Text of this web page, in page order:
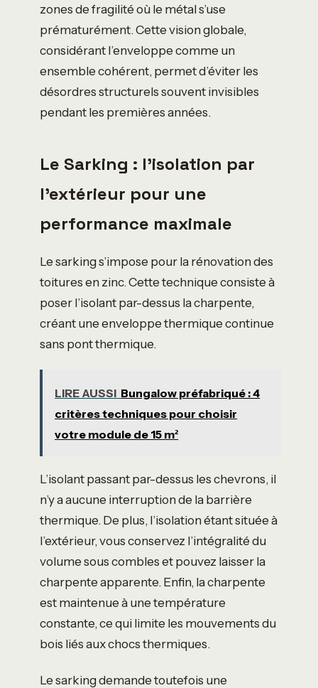
zones de fragilité où le métal s’use
prématurément. Cette vision globale,
considérant l’enveloppe comme un
ensemble cohérent, permet d’éviter les
désordres structurels souvent invisibles
pendant les premières années.
Le Sarking : l’isolation par
l’extérieur pour une
performance maximale
Le sarking s’impose pour la rénovation des
toitures en zinc. Cette technique consiste à
poser l’isolant par-dessus la charpente,
créant une enveloppe thermique continue
sans pont thermique.
LIRE AUSSI Bungalow préfabriqué : 4
critères techniques pour choisir
votre module de 15 m²
L’isolant passant par-dessus les chevrons, il
n’y a aucune interruption de la barrière
thermique. De plus, l’isolation étant située à
l’extérieur, vous conservez l’intégralité du
volume sous combles et pouvez laisser la
charpente apparente. Enfin, la charpente
est maintenue à une température
constante, ce qui limite les mouvements du
bois liés aux chocs thermiques.
Le sarking demande toutefois une